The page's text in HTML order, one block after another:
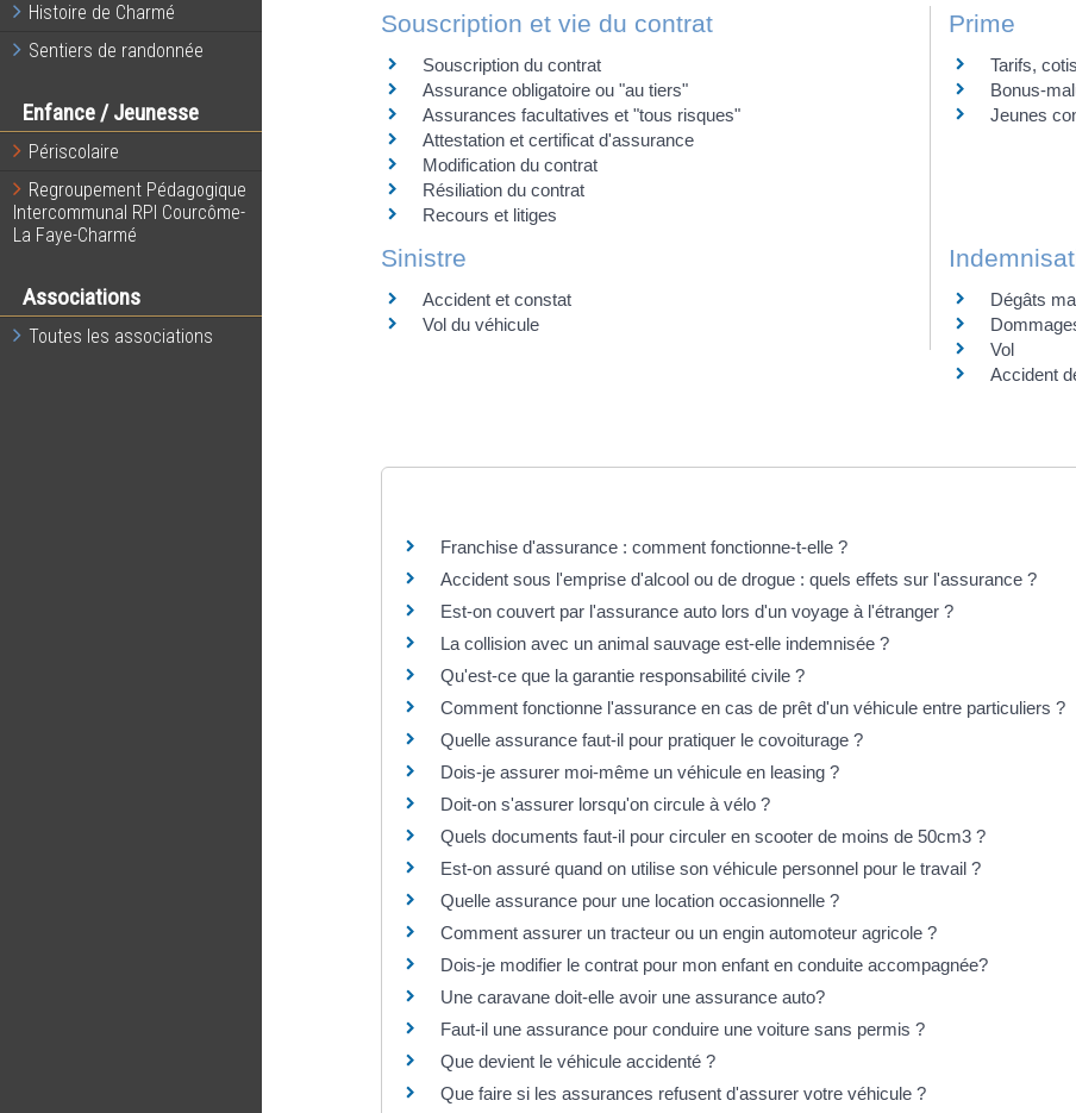
Histoire de Charmé
Sentiers de randonnée
Enfance / Jeunesse
Périscolaire
Regroupement Pédagogique
Intercommunal RPI Courcôme-
La Faye-Charmé
Associations
Toutes les associations
Souscription et vie du contrat
Souscription du contrat
Assurance obligatoire ou "au tiers"
Assurances facultatives et "tous risques"
Attestation et certificat d'assurance
Modification du contrat
Résiliation du contrat
Recours et litiges
Prime
Tarifs,
Bonus-
Jeunes
Sinistre
Accident et constat
Vol du véhicule
Dégâts
Vol
Accident
Franchise d'assurance : comment fonctionne-t-elle ?
Accident sous l'emprise d'alcool ou de drogue : quels effets sur l'assurance ?
Est-on couvert par l'assurance auto lors d'un voyage à l'étranger ?
La collision avec un animal sauvage est-elle indemnisée ?
Qu'est-ce que la garantie responsabilité civile ?
Comment fonctionne l'assurance en cas de prêt d'un véhicule entre particuliers ?
Quelle assurance faut-il pour pratiquer le covoiturage ?
Dois-je assurer moi-même un véhicule en leasing ?
Doit-on s'assurer lorsqu'on circule à vélo ?
Quels documents faut-il pour circuler en scooter de moins de 50cm3 ?
Est-on assuré quand on utilise son véhicule personnel pour le travail ?
Quelle assurance pour une location occasionnelle ?
Comment assurer un tracteur ou un engin automoteur agricole ?
Dois-je modifier le contrat pour mon enfant en conduite accompagnée?
Une caravane doit-elle avoir une assurance auto?
Faut-il une assurance pour conduire une voiture sans permis ?
Que devient le véhicule accidenté ?
Que faire si les assurances refusent d'assurer votre véhicule ?